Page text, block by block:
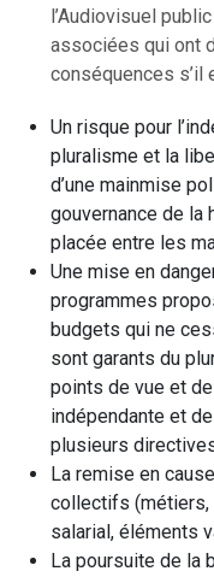
l’Audiovisuel
associées qui ont
conséquences s’il
Un risque pour
pluralisme et la
d’une mainmise
gouvernance de
placée entre les
Une mise en
programmes
budgets qui ne
sont garants du
points de vue et
indépendante et
plusieurs
La remise en
collectifs (métiers,
salarial, éléments
La poursuite de la